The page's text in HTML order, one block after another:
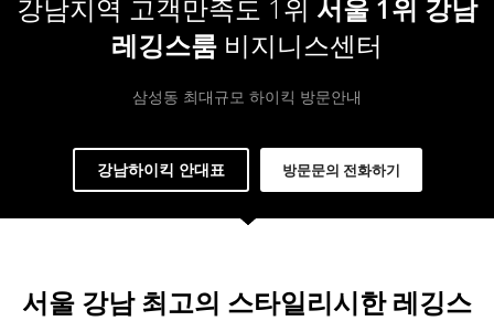
강남지역 고객만족도 1위 서울 1위 강남
레깅스룸 비지니스센터
삼성동 최대규모 하이킥 방문안내
강남하이킥 안대표 방문문의 전화하기
서울 강남 최고의 스타일리시한 레깅스